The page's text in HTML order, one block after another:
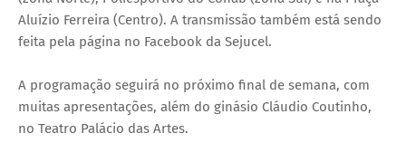
Aluízio Ferreira (Centro). A transmissão também está sendo
feita pela página no Facebook da Sejucel.
A programação seguirá no próximo final de semana, com
muitas apresentações, além do ginásio Cláudio Coutinho,
no Teatro Palácio das Artes.